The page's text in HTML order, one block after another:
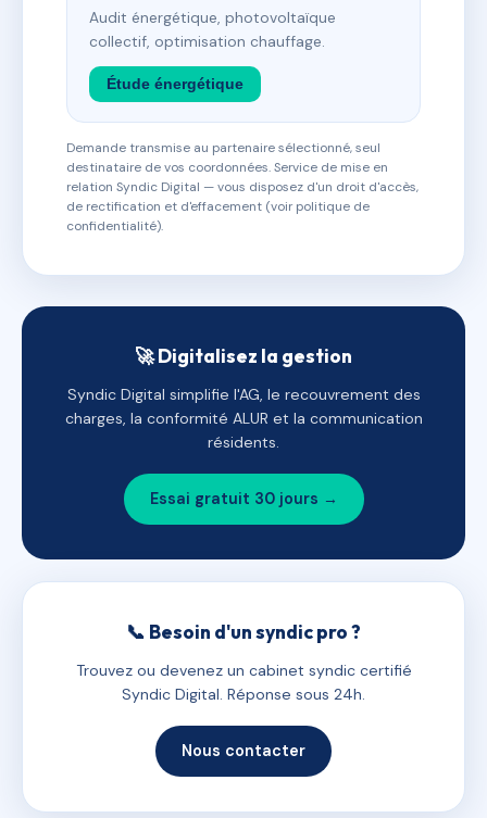
Audit énergétique, photovoltaïque
collectif, optimisation chauffage.
Étude énergétique
Demande transmise au partenaire sélectionné, seul
destinataire de vos coordonnées. Service de mise en
relation Syndic Digital — vous disposez d'un droit d'accès,
de rectification et d'effacement (voir politique de
confidentialité).
🚀 Digitalisez la gestion
Syndic Digital simplifie l'AG, le recouvrement des
charges, la conformité ALUR et la communication
résidents.
Essai gratuit 30 jours →
📞 Besoin d'un syndic pro ?
Trouvez ou devenez un cabinet syndic certifié
Syndic Digital. Réponse sous 24h.
Nous contacter